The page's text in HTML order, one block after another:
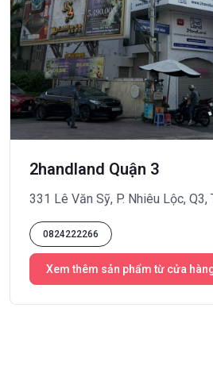
2handland Quận 3
331 Lê Văn Sỹ, P. Nhiêu Lộc, Q3,
0824222266
Xem thêm sản phẩm từ cửa